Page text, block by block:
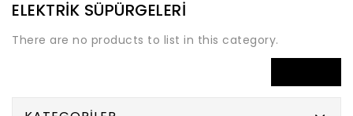
ELEKTRIK SÜPÜRGELERI
There are no products to list in this category.